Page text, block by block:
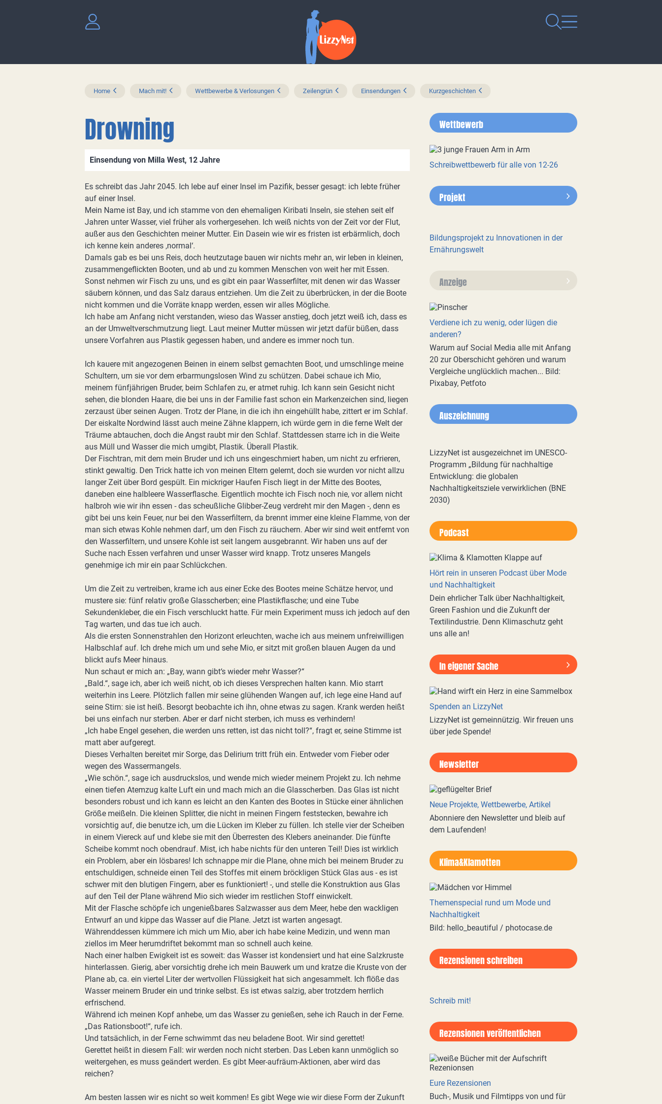
Home Mach mit! Wettbewerbe & Verlosungen Zeilengrün Einsendungen Kurzgeschichten
Drowning
Einsendung von Milla West, 12 Jahre
Es schreibt das Jahr 2045. Ich lebe auf einer Insel im Pazifik, besser gesagt: ich lebte früher
auf einer Insel.
Mein Name ist Bay, und ich stamme von den ehemaligen Kiribati Inseln, sie stehen seit elf
Jahren unter Wasser, viel früher als vorhergesehen. Ich weiß nichts von der Zeit vor der Flut,
außer aus den Geschichten meiner Mutter. Ein Dasein wie wir es fristen ist erbärmlich, doch
ich kenne kein anderes ‚normal‘.
Damals gab es bei uns Reis, doch heutzutage bauen wir nichts mehr an, wir leben in kleinen,
zusammengeflickten Booten, und ab und zu kommen Menschen von weit her mit Essen.
Sonst nehmen wir Fisch zu uns, und es gibt ein paar Wasserfilter, mit denen wir das Wasser
säubern können, und das Salz daraus entziehen. Um die Zeit zu überbrücken, in der die Boote
nicht kommen und die Vorräte knapp werden, essen wir alles Mögliche.
Ich habe am Anfang nicht verstanden, wieso das Wasser anstieg, doch jetzt weiß ich, dass es
an der Umweltverschmutzung liegt. Laut meiner Mutter müssen wir jetzt dafür büßen, dass
unsere Vorfahren aus Plastik gegessen haben, und andere es immer noch tun.
Ich kauere mit angezogenen Beinen in einem selbst gemachten Boot, und umschlinge meine
Schultern, um sie vor dem erbarmungslosen Wind zu schützen. Dabei schaue ich Mio,
meinem fünfjährigen Bruder, beim Schlafen zu, er atmet ruhig. Ich kann sein Gesicht nicht
sehen, die blonden Haare, die bei uns in der Familie fast schon ein Markenzeichen sind, liegen
zerzaust über seinen Augen. Trotz der Plane, in die ich ihn eingehüllt habe, zittert er im Schlaf.
Der eiskalte Nordwind lässt auch meine Zähne klappern, ich würde gern in die ferne Welt der
Träume abtauchen, doch die Angst raubt mir den Schlaf. Stattdessen starre ich in die Weite
aus Müll und Wasser die mich umgibt, Plastik. Überall Plastik.
Der Fischtran, mit dem mein Bruder und ich uns eingeschmiert haben, um nicht zu erfrieren,
stinkt gewaltig. Den Trick hatte ich von meinen Eltern gelernt, doch sie wurden vor nicht allzu
langer Zeit über Bord gespült. Ein mickriger Haufen Fisch liegt in der Mitte des Bootes,
daneben eine halbleere Wasserflasche. Eigentlich mochte ich Fisch noch nie, vor allem nicht
halbroh wie wir ihn essen - das scheußliche Glibber-Zeug verdreht mir den Magen -, denn es
gibt bei uns kein Feuer, nur bei den Wasserfiltern, da brennt immer eine kleine Flamme, von der
man sich etwas Kohle nehmen darf, um den Fisch zu räuchern. Aber wir sind weit entfernt von
den Wasserfiltern, und unsere Kohle ist seit langem ausgebrannt. Wir haben uns auf der
Suche nach Essen verfahren und unser Wasser wird knapp. Trotz unseres Mangels
genehmige ich mir ein paar Schlückchen.
Um die Zeit zu vertreiben, krame ich aus einer Ecke des Bootes meine Schätze hervor, und
mustere sie: fünf relativ große Glasscherben; eine Plastikflasche; und eine Tube
Sekundenkleber, die ein Fisch verschluckt hatte. Für mein Experiment muss ich jedoch auf den
Tag warten, und das tue ich auch.
Als die ersten Sonnenstrahlen den Horizont erleuchten, wache ich aus meinem unfreiwilligen
Halbschlaf auf. Ich drehe mich um und sehe Mio, er sitzt mit großen blauen Augen da und
blickt aufs Meer hinaus.
Nun schaut er mich an: „Bay, wann gibt‘s wieder mehr Wasser?“
„Bald.“, sage ich, aber ich weiß nicht, ob ich dieses Versprechen halten kann. Mio starrt
weiterhin ins Leere. Plötzlich fallen mir seine glühenden Wangen auf, ich lege eine Hand auf
seine Stirn: sie ist heiß. Besorgt beobachte ich ihn, ohne etwas zu sagen. Krank werden heißt
bei uns einfach nur sterben. Aber er darf nicht sterben, ich muss es verhindern!
„Ich habe Engel gesehen, die werden uns retten, ist das nicht toll?“, fragt er, seine Stimme ist
matt aber aufgeregt.
Dieses Verhalten bereitet mir Sorge, das Delirium tritt früh ein. Entweder vom Fieber oder
wegen des Wassermangels.
„Wie schön.“, sage ich ausdruckslos, und wende mich wieder meinem Projekt zu. Ich nehme
einen tiefen Atemzug kalte Luft ein und mach mich an die Glasscherben. Das Glas ist nicht
besonders robust und ich kann es leicht an den Kanten des Bootes in Stücke einer ähnlichen
Größe meißeln. Die kleinen Splitter, die nicht in meinen Fingern feststecken, bewahre ich
vorsichtig auf, die benutze ich, um die Lücken im Kleber zu füllen. Ich stelle vier der Scheiben
in einem Viereck auf und klebe sie mit den Überresten des Klebers aneinander. Die fünfte
Scheibe kommt noch obendrauf. Mist, ich habe nichts für den unteren Teil! Dies ist wirklich
ein Problem, aber ein lösbares! Ich schnappe mir die Plane, ohne mich bei meinem Bruder zu
entschuldigen, schneide einen Teil des Stoffes mit einem bröckligen Stück Glas aus - es ist
schwer mit den blutigen Fingern, aber es funktioniert! -, und stelle die Konstruktion aus Glas
auf den Teil der Plane während Mio sich wieder im restlichen Stoff einwickelt.
Mit der Flasche schöpfe ich ungenießbares Salzwasser aus dem Meer, hebe den wackligen
Entwurf an und kippe das Wasser auf die Plane. Jetzt ist warten angesagt.
Währenddessen kümmere ich mich um Mio, aber ich habe keine Medizin, und wenn man
ziellos im Meer herumdriftet bekommt man so schnell auch keine.
Nach einer halben Ewigkeit ist es soweit: das Wasser ist kondensiert und hat eine Salzkruste
hinterlassen. Gierig, aber vorsichtig drehe ich mein Bauwerk um und kratze die Kruste von der
Plane ab, ca. ein viertel Liter der wertvollen Flüssigkeit hat sich angesammelt. Ich flöße das
Wasser meinem Bruder ein und trinke selbst. Es ist etwas salzig, aber trotzdem herrlich
erfrischend.
Während ich meinen Kopf anhebe, um das Wasser zu genießen, sehe ich Rauch in der Ferne.
„Das Rationsboot!“, rufe ich.
Und tatsächlich, in der Ferne schwimmt das neu beladene Boot. Wir sind gerettet!
Gerettet heißt in diesem Fall: wir werden noch nicht sterben. Das Leben kann unmöglich so
weitergehen, es muss geändert werden. Es gibt Meer-aufräum-Aktionen, aber wird das
reichen?
Am besten lassen wir es nicht so weit kommen! Es gibt Wege wie wir diese Form der Zukunft
Wettbewerb
Schreibwettbewerb für alle von 12-26
Projekt
Bildungsprojekt zu Innovationen in der
Ernährungswelt
Anzeige
Verdiene ich zu wenig, oder lügen die
anderen?
Warum auf Social Media alle mit Anfang
20 zur Oberschicht gehören und warum
Vergleiche unglücklich machen... Bild:
Pixabay, Petfoto
Auszeichnung
LizzyNet ist ausgezeichnet im UNESCO-
Programm „Bildung für nachhaltige
Entwicklung: die globalen
Nachhaltigkeitsziele verwirklichen (BNE
2030)
Podcast
Hört rein in unseren Podcast über Mode
und Nachhaltigkeit
Dein ehrlicher Talk über Nachhaltigkeit,
Green Fashion und die Zukunft der
Textilindustrie. Denn Klimaschutz geht
uns alle an!
In eigener Sache
Spenden an LizzyNet
LizzyNet ist gemeinnützig. Wir freuen uns
über jede Spende!
Newsletter
Neue Projekte, Wettbewerbe, Artikel
Abonniere den Newsletter und bleib auf
dem Laufenden!
Klima&Klamotten
Themenspecial rund um Mode und
Nachhaltigkeit
Bild: hello_beautiful / photocase.de
Rezensionen schreiben
Schreib mit!
Rezensionen veröffentlichen
Eure Rezensionen
Buch-, Musik und Filmtipps von und für